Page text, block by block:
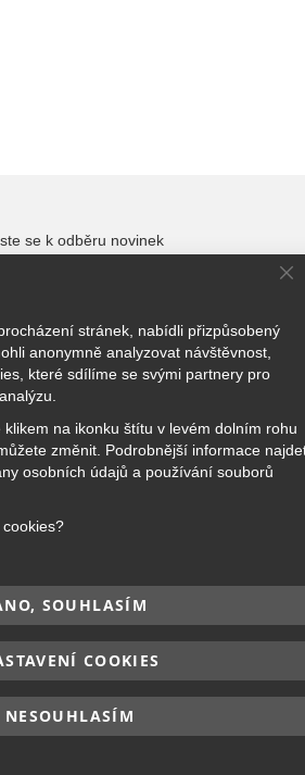
se k odběru novinek
Přihlásit odběr
BRIDGE Academy , Všechna práva
vyhrazena.
stránek, nabídli přizpůsobený
anonymně analyzovat návštěvnost,
které sdílíme se svými partnery pro
na ikonku štítu v levém dolním rohu
změnit. Podrobnější informace
osobních údajů a používání souborů
SOUHLASÍM
COOKIES
NESOUHLASÍM